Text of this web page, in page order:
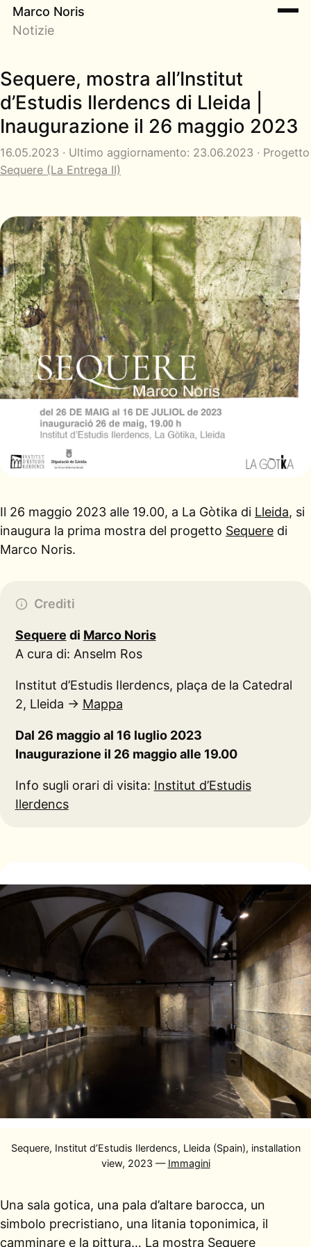
Marco Noris
Notizie
Sequere, mostra all’Institut
d’Estudis Ilerdencs di Lleida |
Inaugurazione il 26 maggio 2023
16.05.2023 · Ultimo aggiornamento: 23.06.2023 · Progetto
Sequere (La Entrega II)
Il 26 maggio 2023 alle 19.00, a La Gòtika di Lleida, si
inaugura la prima mostra del progetto Sequere di
Marco Noris.
Crediti
Sequere di Marco Noris
A cura di: Anselm Ros
Institut d’Estudis Ilerdencs, plaça de la Catedral
2, Lleida → Mappa
Dal 26 maggio al 16 luglio 2023
Inaugurazione il 26 maggio alle 19.00
Info sugli orari di visita: Institut d’Estudis
Ilerdencs
Sequere, Institut d’Estudis Ilerdencs, Lleida (Spain), installation
view, 2023 — Immagini
Una sala gotica, una pala d’altare barocca, un
simbolo precristiano, una litania toponimica, il
camminare e la pittura… La mostra Sequere